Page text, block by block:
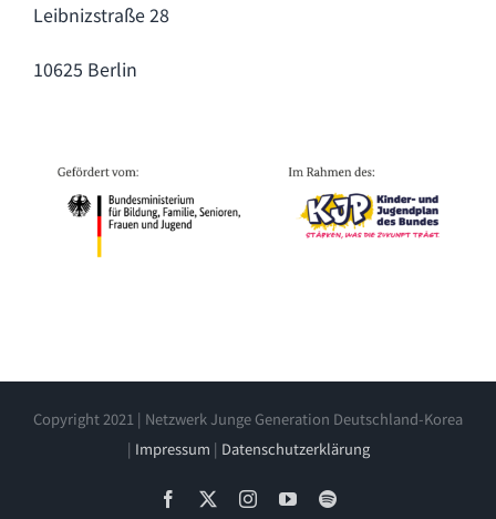
Leibnizstraße 28
10625 Berlin
Copyright 2021 | Netzwerk Junge Generation Deutschland-Korea
| Impressum | Datenschutzerklärung
Facebook InstagramYouTubeSpotify